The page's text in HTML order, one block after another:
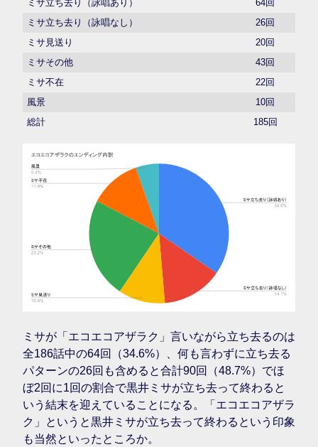
ミサ立ち去り（詠唱あり）
64回
ミサ立ち去り（詠唱なし）
26回
ミサ見送り
20回
ミサその他
43回
ミサ不在
22回
風景
10回
総計
185回
ミサが「エコエコアザラク」言いながら立ち去るのは
全186話中の64回（34.6%）、何も言わずに立ち去る
パターンの26回も含めると合計90回（48.7%）でほ
ぼ2回に1回の割合で黒井ミサが立ち去って終わると
いう結末を迎えていることになる。「エコエコアザラ
ク」というと黒井ミサが立ち去って終わるという印象
も当然といったところか。